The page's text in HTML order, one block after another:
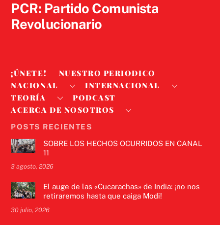
PCR: Partido Comunista
Revolucionario
¡ÚNETE!
NUESTRO PERIODICO
NACIONAL
INTERNACIONAL
TEORÍA
PODCAST
ACERCA DE NOSOTROS
POSTS RECIENTES
SOBRE LOS HECHOS OCURRIDOS EN CANAL
11
3 agosto, 2026
El auge de las «Cucarachas» de India: ¡no nos
retiraremos hasta que caiga Modi!
30 julio, 2026